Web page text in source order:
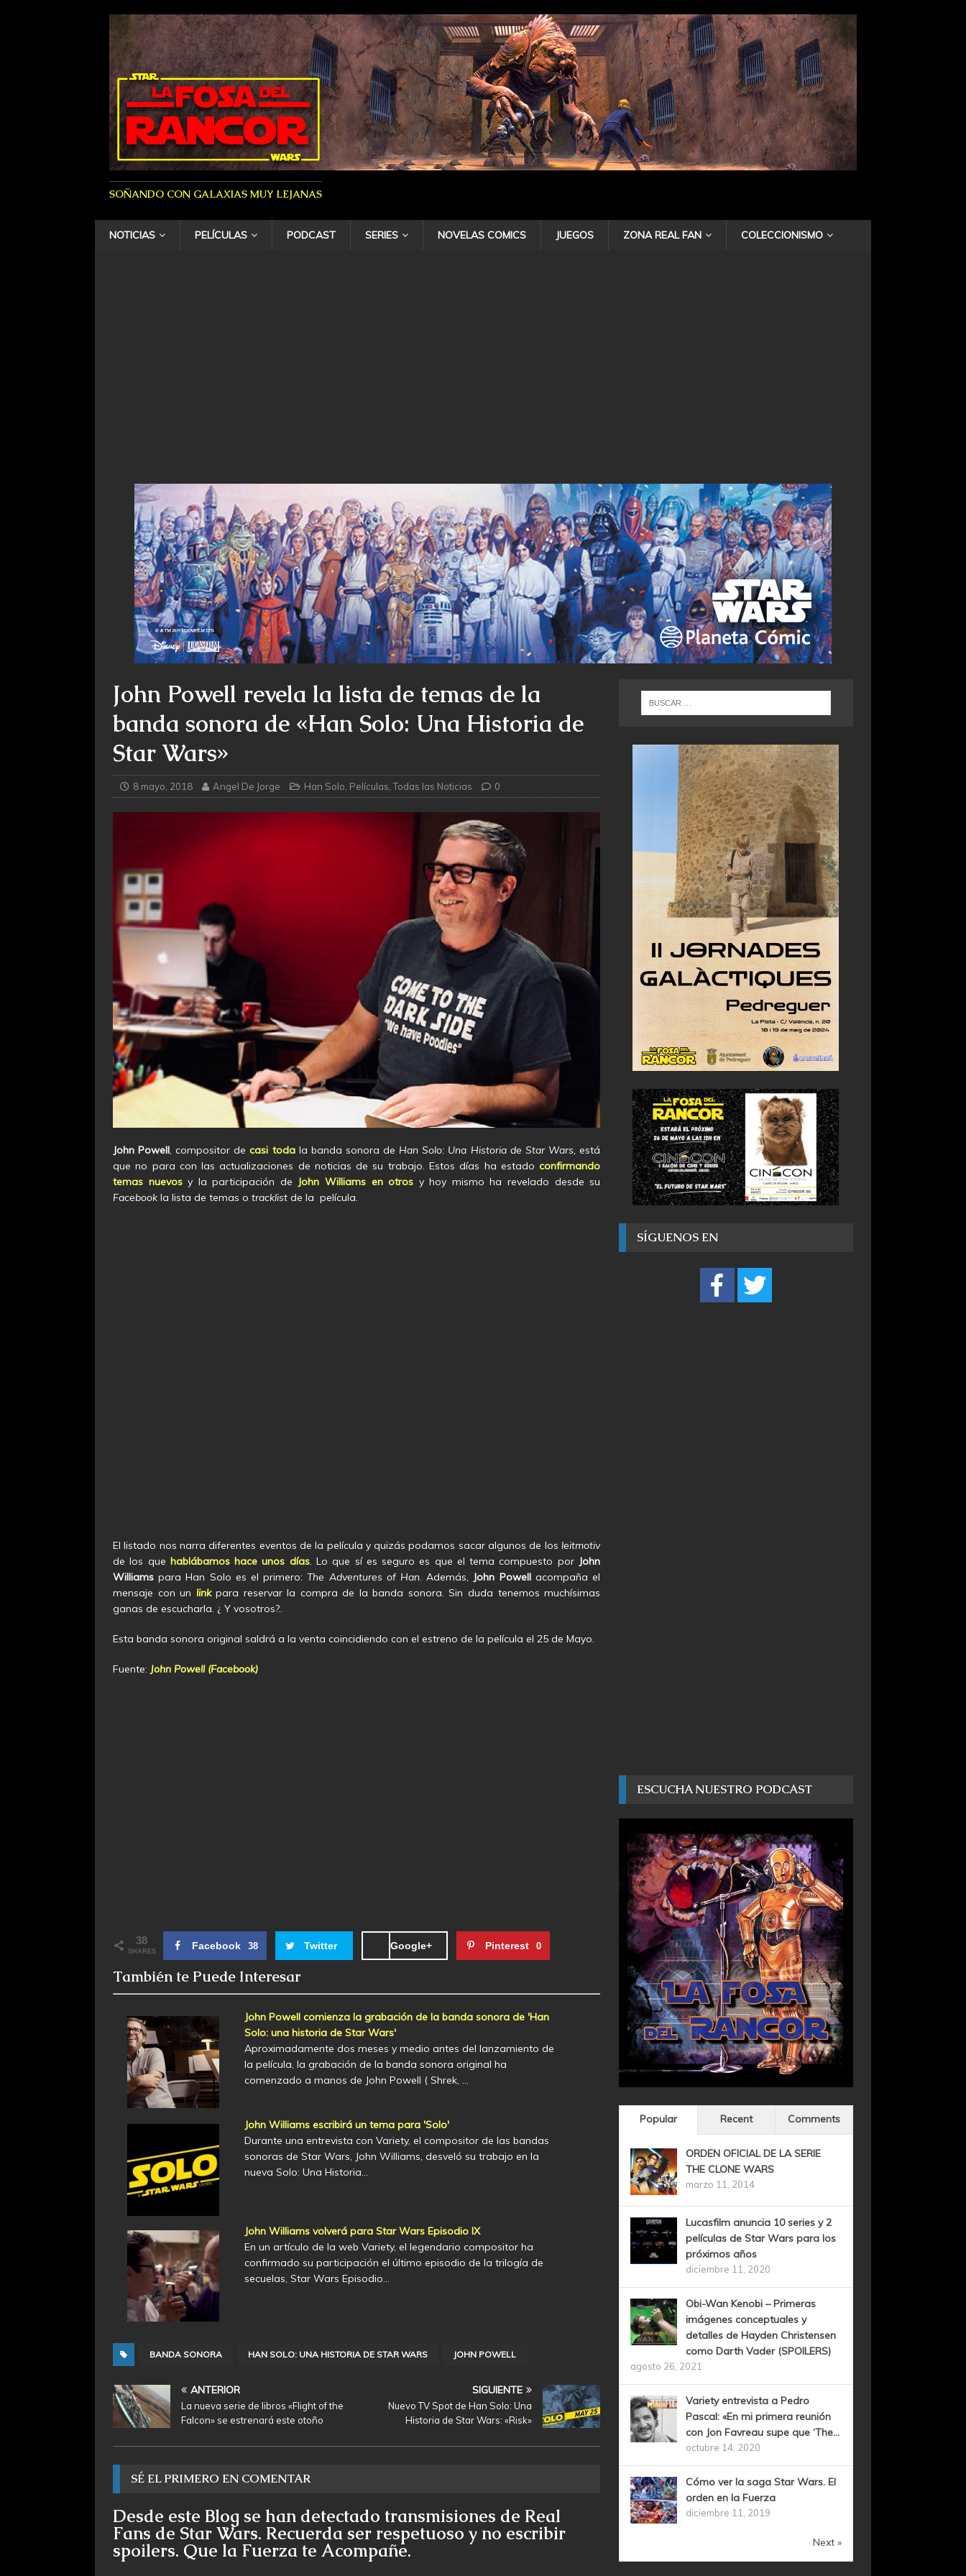
SOÑANDO CON GALAXIAS MUY LEJANAS
NOTICIAS PELÍCULAS PODCAST SERIES NOVELAS COMICS JUEGOS ZONA REAL FAN COLECCIONISMO
John Powell revela la lista de temas de la
banda sonora de «Han Solo: Una Historia de
Star Wars»
8 mayo, 2018 Angel De Jorge Han Solo Películas ,Todas las Noticias 0
John Powell, compositor de casi todala banda sonora de Han Solo: Una Historia de Star Wars,está
que no para con las actualizaciones de noticias de su trabajo. Estos días ha estadoconfirmando
temas nuevosy la participación de John Williams en otros y hoy mismo ha revelado desde su
Facebook la lista de temas o tracklist de la película.
El listado nos narra diferentes eventos de la película y quizás podamos sacar algunos de losleitmotiv
de los que hablábamos hace unos días. Lo que sí es seguro es que el tema compuesto porJohn
Williams para Han Solo es el primero: The Adventures of Han. Además, John Powellacompaña el
mensaje con un link para reservar la compra de la banda sonora. Sin duda tenemos muchísimas
ganas de escucharla. ¿ Y vosotros?..
Esta banda sonora original saldrá a la venta coincidiendo con el estreno de la película el 25 de Mayo.
Fuente: John Powell (Facebook)
38
SHARES Facebook 38 Twitter Google+ Pinterest 0
También te Puede Interesar
John Powell comienza la grabación de la banda sonora de 'Han
Solo: una historia de Star Wars'
Aproximadamente dos meses y medio antes del lanzamiento de
la película, la grabación de la banda sonora original ha
comenzado a manos de John Powell ( Shrek, …
John Williams escribirá un tema para 'Solo'
Durante una entrevista con Variety, el compositor de las bandas
sonoras de Star Wars, John Williams, desveló su trabajo en la
nueva Solo: Una Historia…
John Williams volverá para Star Wars Episodio IX
En un artículo de la web Variety, el legendario compositor ha
confirmado su participación el último episodio de la trilogía de
secuelas, Star Wars Episodio…
BANDA SONORA HAN SOLO: UNA HISTORIA DE STAR WARS JOHN POWELL
ANTERIOR
La nueva serie de libros «Flight of the
Falcon» se estrenará este otoño
SIGUIENTE
Nuevo TV Spot de Han Solo: Una
Historia de Star Wars: «Risk»
SÉ EL PRIMERO EN COMENTAR
Desde este Blog se han detectado transmisiones de Real
Fans de Star Wars. Recuerda ser respetuoso y no escribir
spoilers. Que la Fuerza te Acompañe.
SÍGUENOS EN
ESCUCHA NUESTRO PODCAST
Popular Recent Comments
ORDEN OFICIAL DE LA SERIE
THE CLONE WARS
marzo 11, 2014
Lucasfilm anuncia 10 series y 2
películas de Star Wars para los
próximos años
diciembre 11, 2020
Obi-Wan Kenobi – Primeras
imágenes conceptuales y
detalles de Hayden Christensen
como Darth Vader (SPOILERS)
agosto 26, 2021
Variety entrevista a Pedro
Pascal: «En mi primera reunión
con Jon Favreau supe que ‘The...
octubre 14, 2020
Cómo ver la saga Star Wars. El
orden en la Fuerza
diciembre 11, 2019
Next »